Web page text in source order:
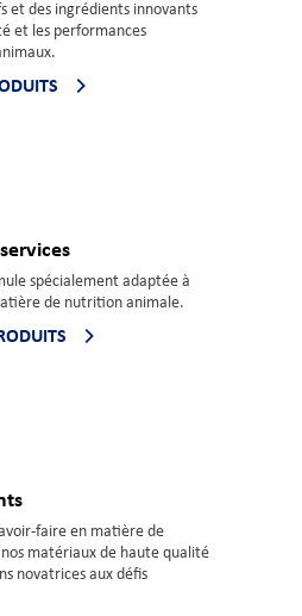
et des ingrédients innovants
et les performances
spécialement adaptée à
de nutrition animale.
faire en matière de
matériaux de haute qualité
novatrices aux défis